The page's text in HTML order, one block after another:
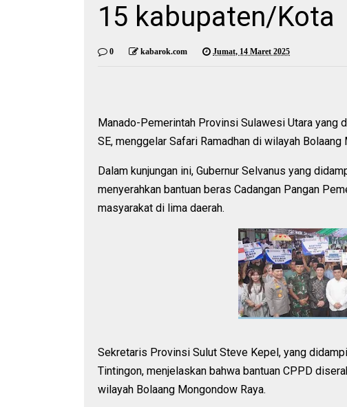
15 kabupaten/Kota
0 kabarok.com Jumat, 14 Maret 2025
Manado-Pemerintah Provinsi Sulawesi Utara yang
SE, menggelar Safari Ramadhan di wilayah
Dalam kunjungan ini, Gubernur Selvanus yang
menyerahkan bantuan beras Cadangan Pangan
masyarakat di lima daerah.
Sekretaris Provinsi Sulut Steve Kepel, yang
Tintingon, menjelaskan bahwa bantuan CPPD
wilayah Bolaang Mongondow Raya.